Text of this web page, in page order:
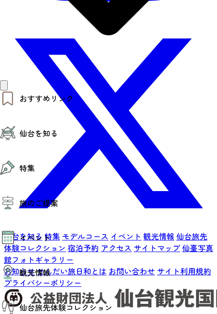
おすすめリンク
モデルコース
お得なチケット
仙台を知る
仙台の魅力
エリアガイド
復興に向けて
仙台観光PR動画ライブラリー
仙台から行く東北周遊旅
伝統的工芸品
特集
特集
夜時間トピックス
旅のご提案
AIおまかせコース
オリジナルプラン
みんなの旅行記
イベント
イベント情報
その他イベント情報（音楽・展示会）
スポーツ情報
コンベンション情報
観光情報
観光スポット
温泉
仙台旅先体験コレクション
仙台を知る 特集 モデルコース イベント 観光情報 仙台旅先
体験コレクション 宿泊予約 アクセス サイトマップ仙臺写真
館フォトギャラリー
お知らせせんだい旅日和とは お問い合わせ サイト利用規約
プライバシーポリシー